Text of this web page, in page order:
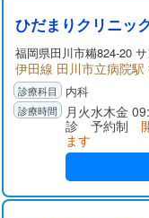
ひだまりクリニッ
福岡県田川市糒824-20
伊田線 田川市立病院駅
内科
月火水木金
診 予約制
ます